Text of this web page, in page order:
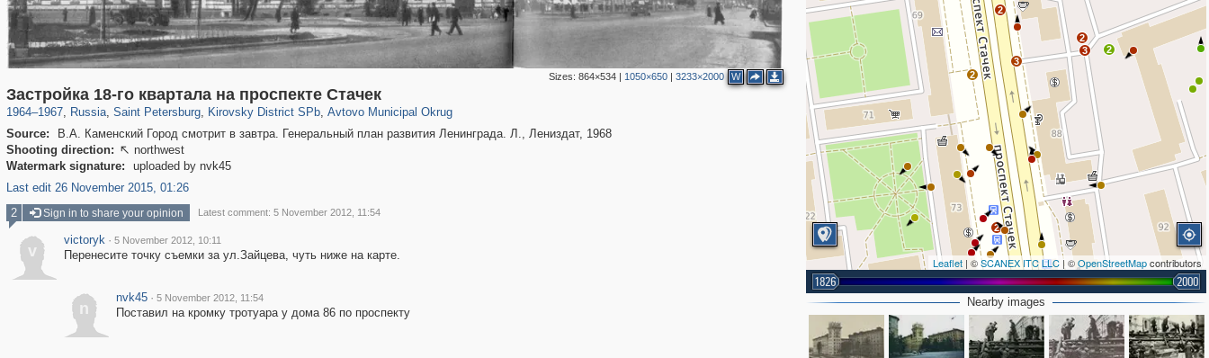
Sizes: 864×534| 1050×650| 3233×2000 W
Застройка 18-го квартала на проспекте Стачек
1964–1967, Russia
1,406,255 29,243
, Saint Petersburg
197,112 5,709
, Kirovsky District SPb
5,973 112
, Avtovo Municipal Okrug
1,352
Source:
В.А. Каменский Город смотрит в завтра. Генеральный план развития Ленинграда. Л., Лениздат, 1968
Shooting direction:  northwest
Watermark signature:
uploaded by nvk45
Last edit 26 November 2015, 01:26
3
3
2
2
2
2
3
2
3
Leaflet | ©SCANEX ITC LLC | ©OpenStreetMapcontributors
1826 2000
Nearby images
2 Sign in to share your opinion Latest comment: 5 November 2012, 11:54
v
victoryk · 5 November 2012, 10:11
Перенесите точку съемки за ул.Зайцева, чуть ниже на карте.
n
nvk45 · 5 November 2012, 11:54
Поставил на кромку тротуара у дома 86 по проспекту